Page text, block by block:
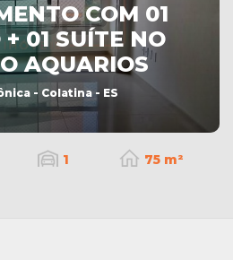
COM 01
01 SUÍTE NO
AQUARIOS
- Colatina - ES
1 75 m²